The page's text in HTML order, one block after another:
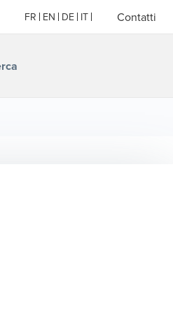
FR EN DE IT Contatti